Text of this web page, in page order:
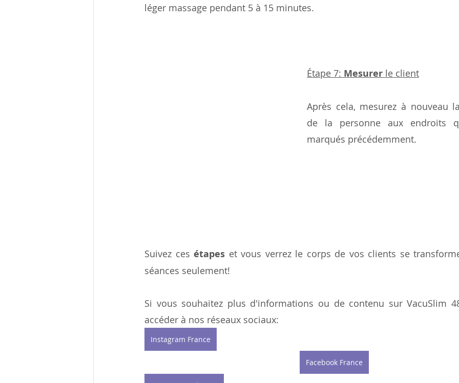
léger massage pendant 5 à 15 minutes.
Étape 7: Mesurer le client
Après cela, mesurez à nouveau
de la personne aux endroits
marqués précédemment.
Suivez ces étapes et vous verrez le corps de vos clients se
séances seulement!
Si vous souhaitez plus d'informations ou de contenu sur VacuSlim
accéder à nos réseaux sociaux:
Instagram France
Facebook France